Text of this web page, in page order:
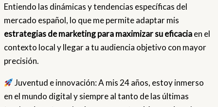
Entiendo las dinámicas y tendencias específicas del
mercado español, lo que me permite adaptar mis
estrategias de marketing para maximizar su eficaciaen el
contexto local y llegar a tu audiencia objetivo con mayor
precisión.
Juventud e innovación: A mis 24 años, estoy inmerso
en el mundo digital y siempre al tanto de las últimas